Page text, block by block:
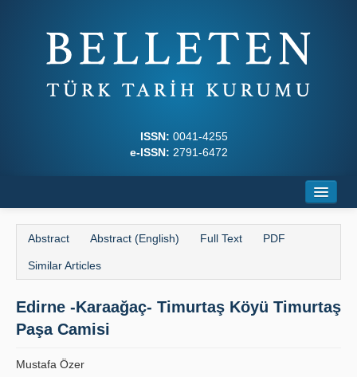
ISSN: 0041-4255
e-ISSN: 2791-6472
Journal Boards
Writing Rules
Abstract Abstract (English) Full Text PDF
Similar Articles
Edirne -Karaağaç- Timurtaş Köyü Timurtaş
Paşa Camisi
Mustafa Özer